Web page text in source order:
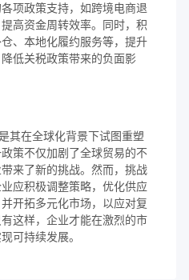
项政策支持，如跨境电商退
高资金周转效率。同时，积
、本地化履约服务等，提升
低关税政策带来的负面影
其在全球化背景下试图重塑
策不仅加剧了全球贸易的不
来了新的挑战。然而，挑战
应积极调整策略，优化供应
开拓多元化市场，以应对复
这样，企业才能在激烈的市
可持续发展。